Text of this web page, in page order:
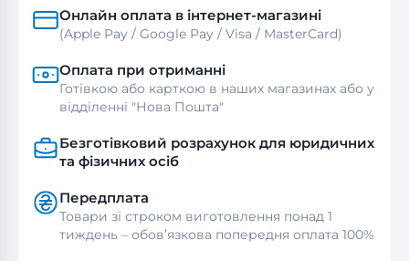
Онлайн оплата в інтернет-магазині
(Apple Pay / Google Pay / Visa / MasterСard)
Оплата при отриманні
Готівкою або карткою в наших магазинах або у
відділенні "Нова Пошта"
Безготівковий розрахунок для юридичних
та фізичних осіб
Передплата
Товари зі строком виготовлення понад 1
тиждень – обов’язкова попередня оплата 100%